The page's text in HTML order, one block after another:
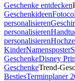
Geschenke entdecken
Geschenkideen
personalisieren
personalisieren
personalisieren
KinderNamensposter
GeschenkeDisney
GeschenkeTrend-
BestiesTerminplaner